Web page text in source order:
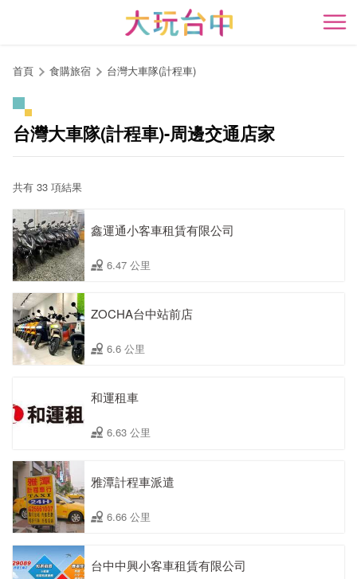
開
首頁 食購旅宿 台灣大車隊(計程車)
台灣大車隊(計程車)-周邊交通店家
共有 33 項結果
鑫運通小客車租賃有限公司
6.47 公里
ZOCHA台中站前店
6.6 公里
和運租車
6.63 公里
雅潭計程車派遣
6.66 公里
台中中興小客車租賃有限公司